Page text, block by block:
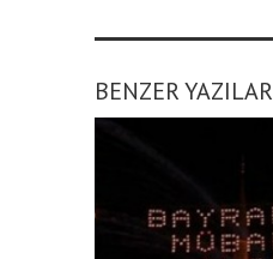
BENZER YAZILAR